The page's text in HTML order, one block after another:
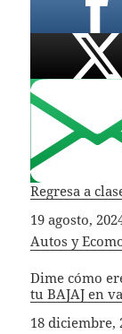
Regresa a
Fecha
19 agosto,
In relation to
Autos y
Dime cómo
tu BAJAJ en
Fecha
18 diciembre,